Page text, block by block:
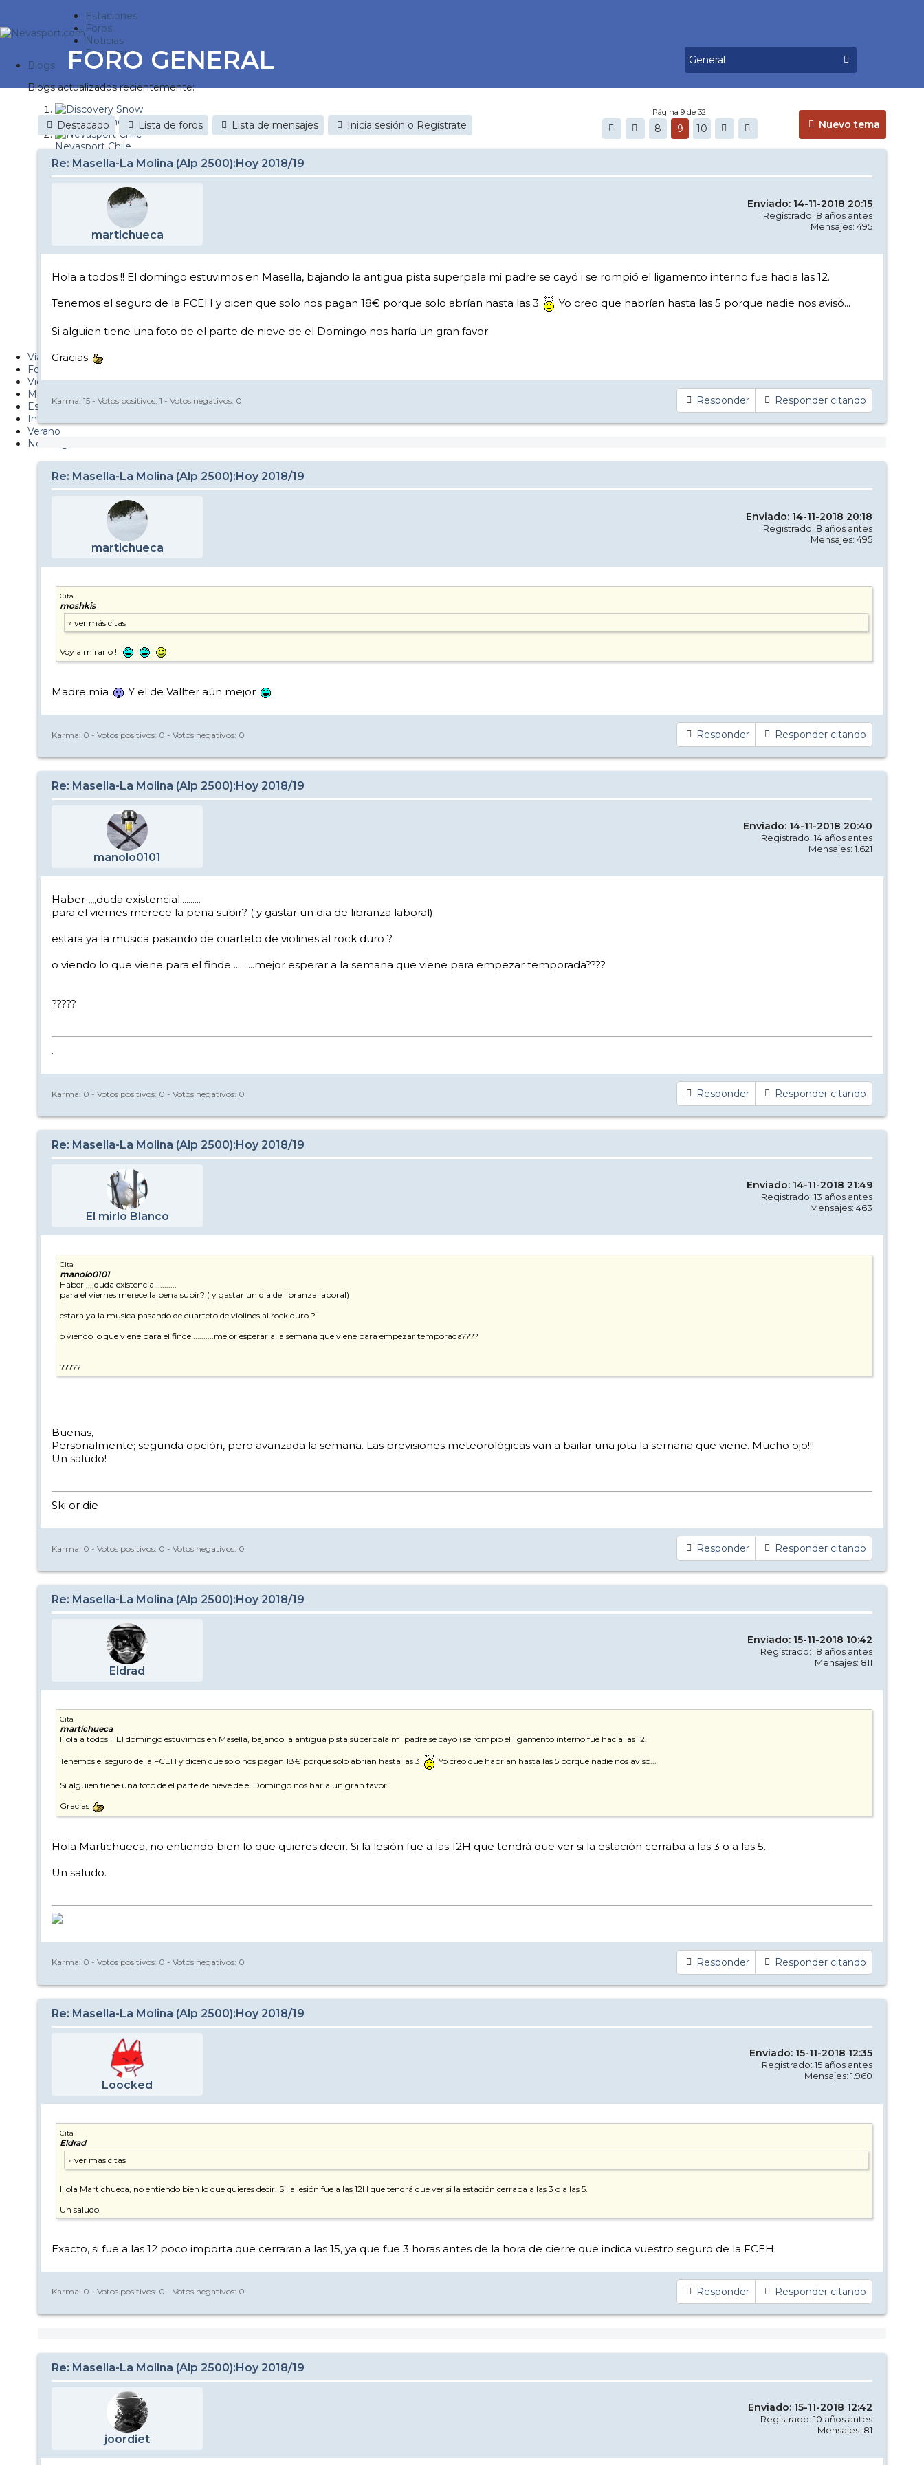
Estaciones
Foros
Noticias
Reportajes
Blogs
Blogs actualizados recientemente:
Discovery Snow
Nevasport Chile
Esquiaryviajar.com
nevasport blog
Diario de un friki
Viajes
Fotos
Videos
Material
Esquí Pro
Infonieve
Verano
Nevalog
FORO GENERAL
Nuevo tema
Destacado Lista de foros Lista de mensajes Inicia sesión o Regístrate
Página 9 de 32
8 9 10
Re: Masella-La Molina (Alp 2500):Hoy 2018/19
martichueca
Enviado: 14-11-2018 20:15
Registrado: 8 años antes
Mensajes: 495
Hola a todos !! El domingo estuvimos en Masella, bajando la antigua pista superpala mi padre se cayó i se rompió el ligamento interno fue hacia las 12.
Tenemos el seguro de la FCEH y dicen que solo nos pagan 18€ porque solo abrían hasta las 3
Yo creo que habrían hasta las 5 porque nadie nos avisó...
Si alguien tiene una foto de el parte de nieve de el Domingo nos haría un gran favor.
Gracias
Responder Responder citando
Karma: 15 - Votos positivos: 1 - Votos negativos: 0
Re: Masella-La Molina (Alp 2500):Hoy 2018/19
martichueca
Enviado: 14-11-2018 20:18
Registrado: 8 años antes
Mensajes: 495
Cita
moshkis
Voy a mirarlo !!
Madre mía Y el de Vallter aún mejor
Responder Responder citando
Karma: 0 - Votos positivos: 0 - Votos negativos: 0
Re: Masella-La Molina (Alp 2500):Hoy 2018/19
manolo0101
Enviado: 14-11-2018 20:40
Registrado: 14 años antes
Mensajes: 1.621
Haber ,,,,duda existencial..........
para el viernes merece la pena subir? ( y gastar un dia de libranza laboral)
estara ya la musica pasando de cuarteto de violines al rock duro ?
o viendo lo que viene para el finde ..........mejor esperar a la semana que viene para empezar temporada????
?????
.
Responder Responder citando
Karma: 0 - Votos positivos: 0 - Votos negativos: 0
Re: Masella-La Molina (Alp 2500):Hoy 2018/19
El mirlo Blanco
Enviado: 14-11-2018 21:49
Registrado: 13 años antes
Mensajes: 463
Cita
manolo0101
Haber ,,,,duda existencial..........
para el viernes merece la pena subir? ( y gastar un dia de libranza laboral)
estara ya la musica pasando de cuarteto de violines al rock duro ?
o viendo lo que viene para el finde ..........mejor esperar a la semana que viene para empezar temporada????
?????
Buenas,
Personalmente; segunda opción, pero avanzada la semana. Las previsiones meteorológicas van a bailar una jota la semana que viene. Mucho ojo!!!
Un saludo!
Ski or die
Responder Responder citando
Karma: 0 - Votos positivos: 0 - Votos negativos: 0
Re: Masella-La Molina (Alp 2500):Hoy 2018/19
Eldrad
Enviado: 15-11-2018 10:42
Registrado: 18 años antes
Mensajes: 811
Cita
martichueca
Hola a todos !! El domingo estuvimos en Masella, bajando la antigua pista superpala mi padre se cayó i se rompió el ligamento interno fue hacia las 12.
Tenemos el seguro de la FCEH y dicen que solo nos pagan 18€ porque solo abrían hasta las 3 Yo creo que habrían hasta las 5 porque nadie nos avisó...
Si alguien tiene una foto de el parte de nieve de el Domingo nos haría un gran favor.
Gracias
Hola Martichueca, no entiendo bien lo que quieres decir. Si la lesión fue a las 12H que tendrá que ver si la estación cerraba a las 3 o a las 5.
Un saludo.
Responder Responder citando
Karma: 0 - Votos positivos: 0 - Votos negativos: 0
Re: Masella-La Molina (Alp 2500):Hoy 2018/19
Loocked
Enviado: 15-11-2018 12:35
Registrado: 15 años antes
Mensajes: 1.960
Cita
Eldrad
Hola Martichueca, no entiendo bien lo que quieres decir. Si la lesión fue a las 12H que tendrá que ver si la estación cerraba a las 3 o a las 5.
Un saludo.
Exacto, si fue a las 12 poco importa que cerraran a las 15, ya que fue 3 horas antes de la hora de cierre que indica vuestro seguro de la FCEH.
Responder Responder citando
Karma: 0 - Votos positivos: 0 - Votos negativos: 0
Re: Masella-La Molina (Alp 2500):Hoy 2018/19
joordiet
Enviado: 15-11-2018 12:42
Registrado: 10 años antes
Mensajes: 81